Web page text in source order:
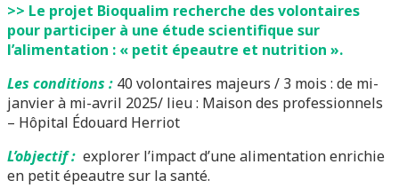
>> Le projet Bioqualim recherche des volontaires
pour participer à une étude scientifique sur
l’alimentation : « petit épeautre et nutrition ».
Les conditions : 40 volontaires majeurs / 3 mois : de mi-
janvier à mi-avril 2025/ lieu : Maison des professionnels
– Hôpital Édouard Herriot
L’objectif : explorer l’impact d’une alimentation enrichie
en petit épeautre sur la santé.